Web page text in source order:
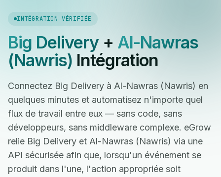
INTÉGRATION VÉRIFIÉE
Big Delivery+ Al-Nawras
(Nawris) Intégration
Connectez Big Delivery à Al-Nawras (Nawris) en
quelques minutes et automatisez n'importe quel
flux de travail entre eux — sans code, sans
développeurs, sans middleware complexe. eGrow
relie Big Delivery et Al-Nawras (Nawris) via une
API sécurisée afin que, lorsqu'un événement se
produit dans l'une, l'action appropriée soit